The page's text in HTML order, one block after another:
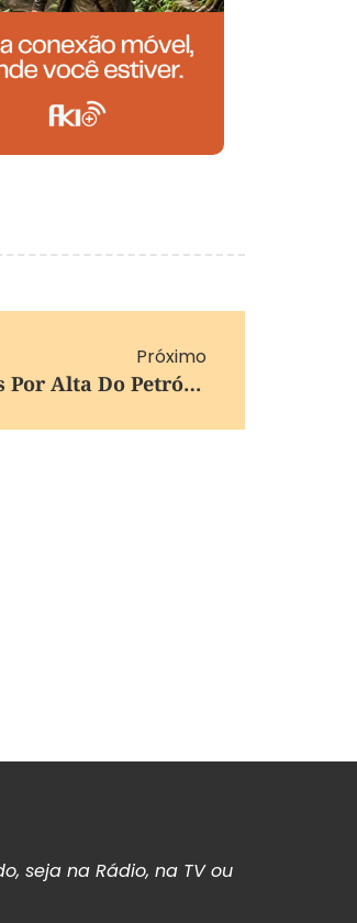
Próximo
Preços Do Milho Sobem Influenciados Por Alta Do Petróleo
seja na Rádio, na TV ou